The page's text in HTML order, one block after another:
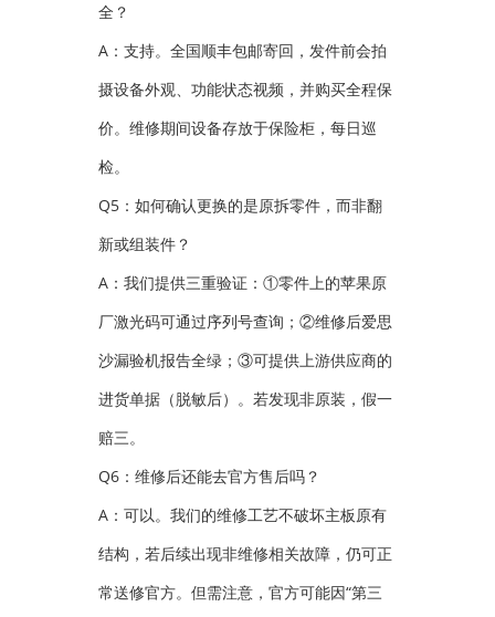
全？
A：支持。全国顺丰包邮寄回，发件前会拍
摄设备外观、功能状态视频，并购买全程保
价。维修期间设备存放于保险柜，每日巡
检。
Q5：如何确认更换的是原拆零件，而非翻
新或组装件？
A：我们提供三重验证：①零件上的苹果原
厂激光码可通过序列号查询；②维修后爱思
沙漏验机报告全绿；③可提供上游供应商的
进货单据（脱敏后）。若发现非原装，假一
赔三。
Q6：维修后还能去官方售后吗？
A：可以。我们的维修工艺不破坏主板原有
结构，若后续出现非维修相关故障，仍可正
常送修官方。但需注意，官方可能因“第三